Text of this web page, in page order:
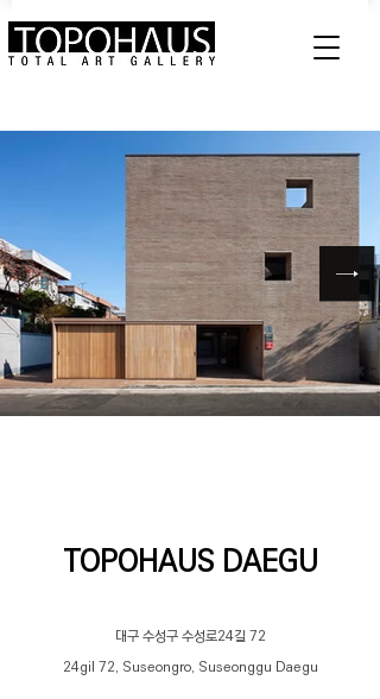
TOPOHAUS DAEGU
대구 수성구 수성로24길 72
24gil 72, Suseongro, Suseonggu Daegu